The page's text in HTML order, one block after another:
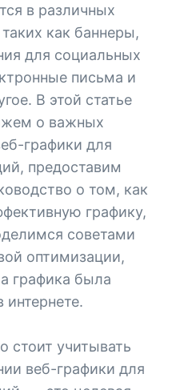
в различных
как баннеры,
для социальных
письма и
В этой статье
о важных
графики для
предоставим
о том, как
графику,
советами
оптимизации,
графика была
интернете.
стоит учитывать
веб-графики для